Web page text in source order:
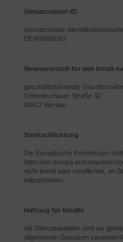
Umsatzsteuer-ID
Umsatzsteuer-
DE459055050
Verantwortlich für den Inhalt
geschäftsführender
Crimmitschauer Straße 32
08412 Werdau
Streitschlichtung
Die Europäische Kommission
https://ec.europa.eu/consumers/
nicht bereit oder verpflichtet, an
teilzunehmen.
Haftung für Inhalte
Als Diensteanbieter sind wir
allgemeinen Gesetzen